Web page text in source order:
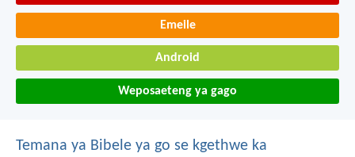
Emeile
Android
Weposaeteng ya gago
Temana ya Bibele ya go se kgethwe ka